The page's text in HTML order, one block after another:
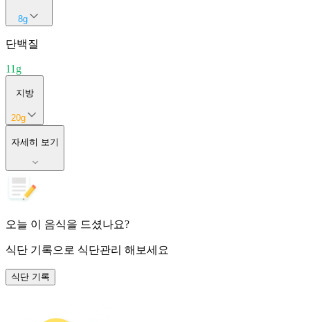
8g
단백질
11 g
지방
20g
자세히 보기
오늘 이 음식을 드셨나요?
식단 기록으로 식단관리 해보세요
식단 기록